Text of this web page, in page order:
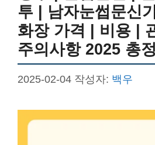
투 | 남자눈썹문신
화장 가격 | 비용 |
주의사항 2025 총
2025-02-04 작성자: 백우